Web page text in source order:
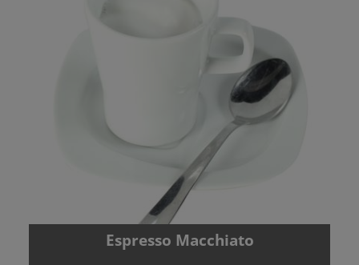
Espresso Macchiato